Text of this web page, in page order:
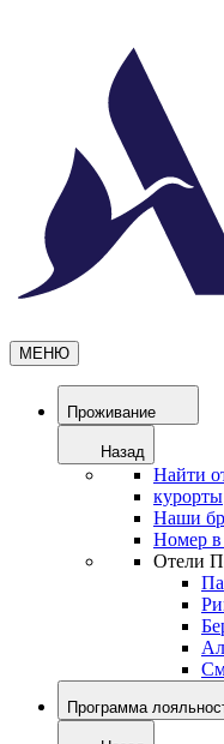
МЕНЮ
Проживание
Назад
Найти
курорты
Наши
Номер в
Отели
Программа